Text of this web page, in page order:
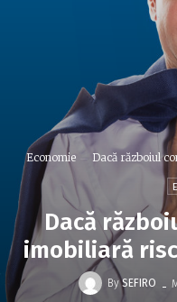
Economie Dacă războiul
Dacă
imobiliară
By SEFIRO -